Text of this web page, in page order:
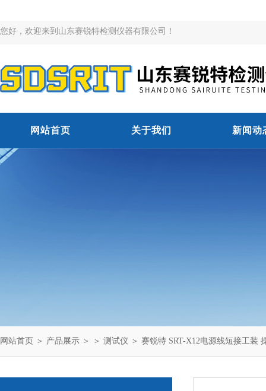
您好，欢迎来到山东赛锐特检测仪器有限公司！
网站首页 关于我们 新闻动
网站首页 ＞ 产品展示 ＞ ＞ 测试仪 ＞ 赛锐特 SRT-X12电源线短接工装